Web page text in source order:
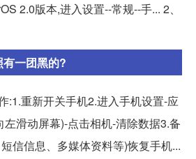
2.0版本,进入设置--常规--手... 2、
一团黑的?
:1.重新开关手机2.进入手机设置-应
滑动屏幕)-点击相机-清除数据3.备
信信息、多媒体资料等)恢复手机...